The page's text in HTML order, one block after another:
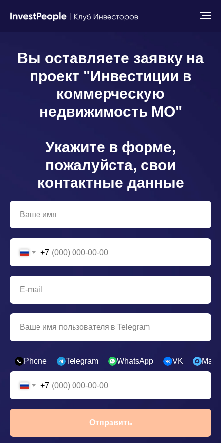
Вы оставляете заявку на
проект "Инвестиции в
коммерческую
недвижимость МО"
Укажите в форме,
пожалуйста, свои
контактные данные
+7
Phone Telegram WhatsApp VK Max
+7
Отправить